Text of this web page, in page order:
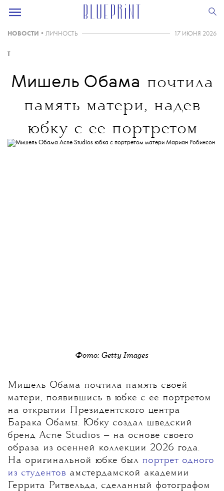
НОВОСТИ • ЛИЧНОСТЬ 17 ИЮНЯ 2026
T
Мишель Обама почтила
память матери, надев
юбку с ее портретом
Фото: Getty Images
Мишель Обама почтила память своей
матери, появившись в юбке с ее портретом
на открытии Президентского центра
Барака Обамы. Юбку создал шведский
бренд Acne Studios — на основе своего
образа из осенней коллекции 2026 года.
На оригинальной юбке был портрет одного
из студентов амстердамской академии
Геррита Ритвельда, сделанный фотографом